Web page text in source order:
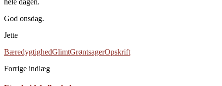
God onsdag.
Jette
BæredygtighedGlimtGrøntsagerOpskrift
Forrige indlæg